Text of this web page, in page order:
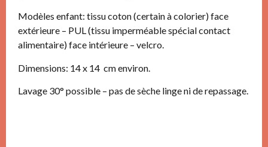
Modèles enfant: tissu coton (certain à colorier) face
extérieure – PUL (tissu imperméable spécial contact
alimentaire) face intérieure – velcro.
Dimensions: 14 x 14 cm environ.
Lavage 30° possible – pas de sèche linge ni de repassage.